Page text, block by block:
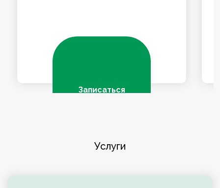
Записаться
Услуги